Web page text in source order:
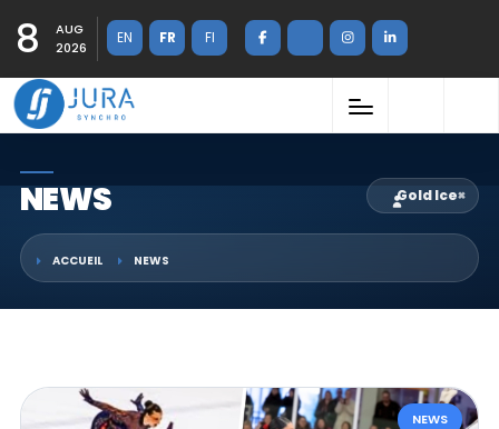
8
AUG
2026
EN FR FI
NEWS Gold Ice×
ACCUEIL NEWS
NEWS